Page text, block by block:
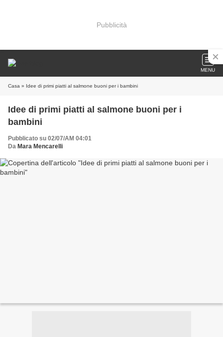
Pubblicità
MENU
Casa » Idee di primi piatti al salmone buoni per i bambini
Idee di primi piatti al salmone buoni per i
bambini
Pubblicato su 02/07/AM 04:01
Da Mara Mencarelli